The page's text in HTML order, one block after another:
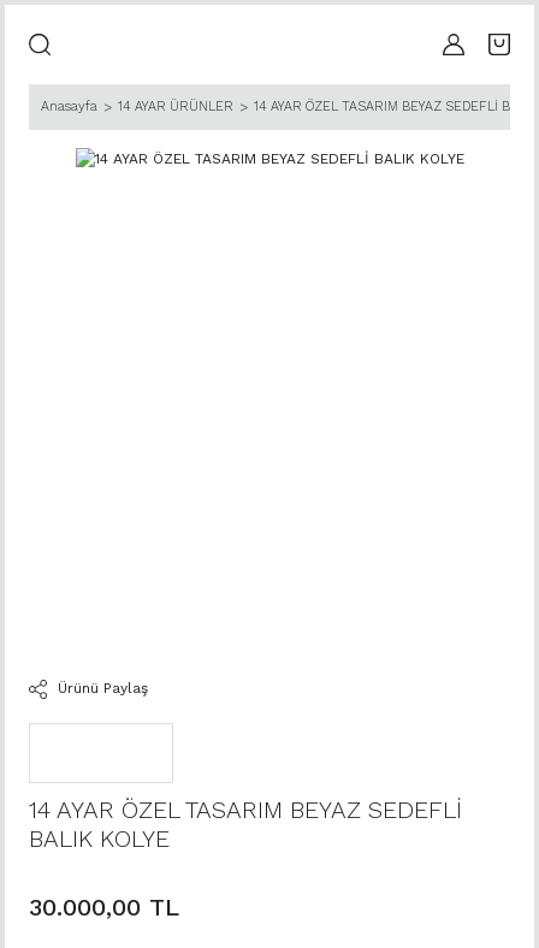
Anasayfa 14 AYAR ÜRÜNLER 14 AYAR ÖZEL TASARIM BEYAZ SEDEFLİ BALIK
Ürünü Paylaş
14 AYAR ÖZEL TASARIM BEYAZ SEDEFLİ
BALIK KOLYE
30.000,00 TL